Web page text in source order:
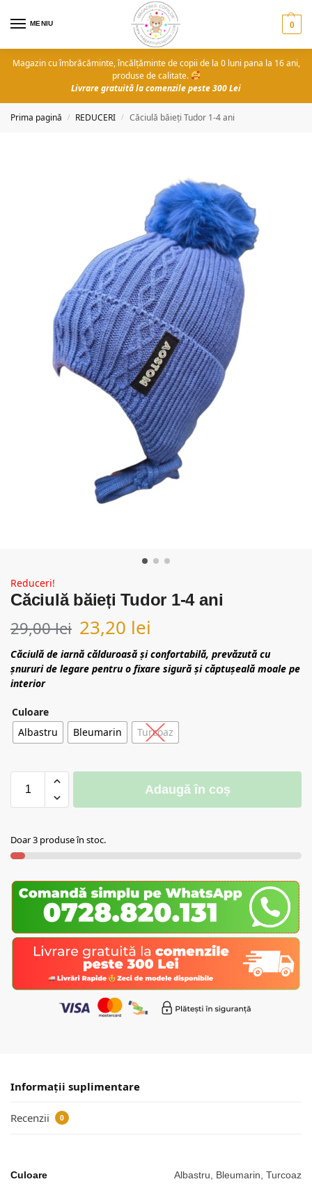
MENIU 0
Magazin cu îmbrăcăminte, încălțăminte de copii de la 0 luni pana la 16 ani,
produse de calitate.
Livrare gratuită la comenzile peste 300 Lei
Prima pagină / REDUCERI / Căciulă băieți Tudor 1-4 ani
Reduceri!
Căciulă băieți Tudor 1-4 ani
29,00lei 23,20 lei
Căciulă de iarnă călduroasă și confortabilă, prevăzută cu
șnururi de legare pentru o fixare sigură și căptușeală moale pe
interior
Culoare
Albastru
Bleumarin Turcoaz
Adaugă în coș
Doar 3 produse în stoc.
Informații suplimentare
Recenzii 0
Culoare Albastru, Bleumarin, Turcoaz